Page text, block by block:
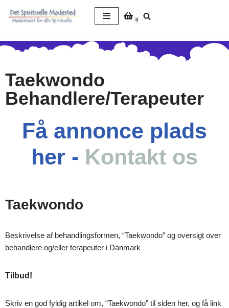
til
indhold
0
Taekwondo
Behandlere/Terapeuter
Få annonce plads
her - Kontakt os
Taekwondo
Beskrivelse af behandlingsformen, “Taekwondo” og oversigt over
behandlere og/eller terapeuter i Danmark
Tilbud!
Skriv en god fyldig artikel om, “Taekwondo” til siden her, og få link